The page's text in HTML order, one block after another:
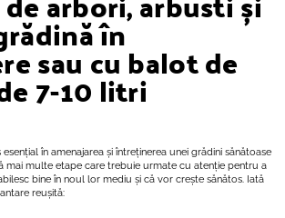
în
sau cu balot de
7-10 litri
în amenajarea și întreținerea unei grădini sănătoase
mai multe etape care trebuie urmate cu atenție pentru a
bine în noul lor mediu și că vor crește sănătos. Iată
reușită: